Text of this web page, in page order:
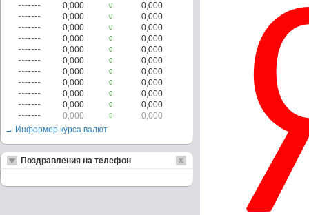
0,000
0
0,000
0,000
0
0,000
0,000
0
0,000
0,000
0
0,000
0,000
0
0,000
0,000
0
0,000
0,000
0
0,000
0,000
0
0,000
0,000
0
0,000
0,000
0
0,000
0,000
0
0,000
→ Информер курса валют
Поздравления на телефон